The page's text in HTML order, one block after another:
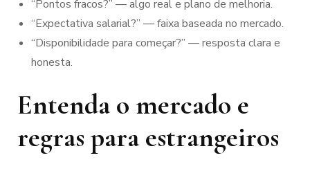
“Pontos fracos?” — algo real e plano de melhoria.
“Expectativa salarial?” — faixa baseada no mercado.
“Disponibilidade para começar?” — resposta clara e
honesta.
Entenda o mercado e
regras para estrangeiros